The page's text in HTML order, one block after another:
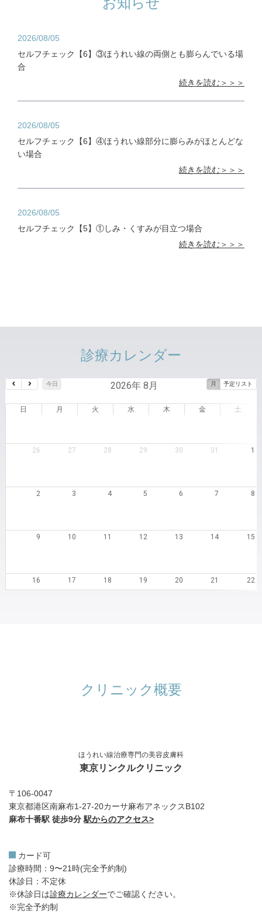
2026/08/05
セルフチェック【6】③ほうれい線の両側とも膨らんでいる場
合
続きを読む＞＞＞
2026/08/05
セルフチェック【6】④ほうれい線部分に膨らみがほとんどな
い場合
続きを読む＞＞＞
2026/08/05
セルフチェック【5】①しみ・くすみが目立つ場合
続きを読む＞＞＞
診療カレンダー
今日 月 予定リスト
2026年 8月
日 月 火 水 木 金 土
26 27 28 29 30 31 1
2 3 4 5 6 7 8
9 10 11 12 13 14 15
16 17 18 19 20 21 22
クリニック概要
ほうれい線治療専門の美容皮膚科
東京リンクルクリニック
〒106-0047
東京都港区南麻布1-27-20カーサ麻布アネックスB102
麻布十番駅 徒歩9分 駅からのアクセス>
カード可
診療時間：9〜21時(完全予約制)
休診日：不定休
※休診日は診療カレンダーでご確認ください。
※完全予約制